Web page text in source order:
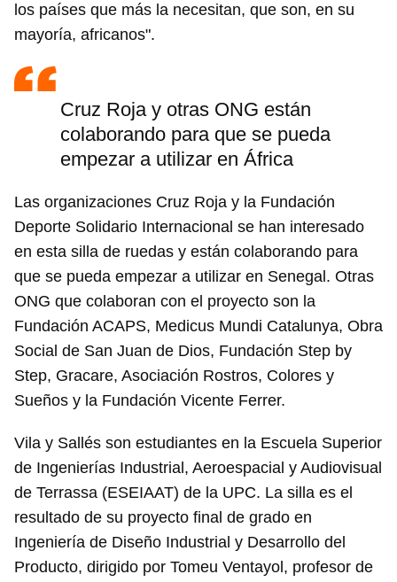
Para poder guardar como favorito, primero has de
iniciar sesión con tu cuenta de 14ymedio.
INICIAR SESIÓN CANCELAR
los países que más la necesitan, que son, en su
mayoría, africanos".
Cruz Roja y otras ONG están
colaborando para que se pueda
empezar a utilizar en África
Las organizaciones Cruz Roja y la Fundación
Deporte Solidario Internacional se han interesado
en esta silla de ruedas y están colaborando para
que se pueda empezar a utilizar en Senegal. Otras
ONG que colaboran con el proyecto son la
Fundación ACAPS, Medicus Mundi Catalunya, Obra
Social de San Juan de Dios, Fundación Step by
Step, Gracare, Asociación Rostros, Colores y
Sueños y la Fundación Vicente Ferrer.
Vila y Sallés son estudiantes en la Escuela Superior
de Ingenierías Industrial, Aeroespacial y Audiovisual
de Terrassa (ESEIAAT) de la UPC. La silla es el
resultado de su proyecto final de grado en
Ingeniería de Diseño Industrial y Desarrollo del
Producto, dirigido por Tomeu Ventayol, profesor de